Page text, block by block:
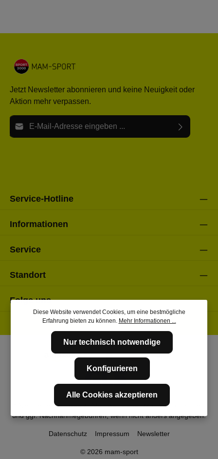
Jetzt Newsletter abonnieren und keine Neuigkeit oder
Aktion mehr verpassen.
E-Mail-Adresse*
Service-Hotline
Informationen
Service
Standort
Folge uns
* Alle Preise inkl. gesetzl. Mehrwertsteuer zzgl.Versandkosten
und ggf. Nachnahmegebühren, wenn nicht anders angegeben.
© 2026 mam-sport
Datenschutz Impressum Newsletter
Diese Website verwendet Cookies, um eine bestmögliche
Erfahrung bieten zu können. Mehr Informationen ...
Nur technisch notwendige
Konfigurieren
Alle Cookies akzeptieren